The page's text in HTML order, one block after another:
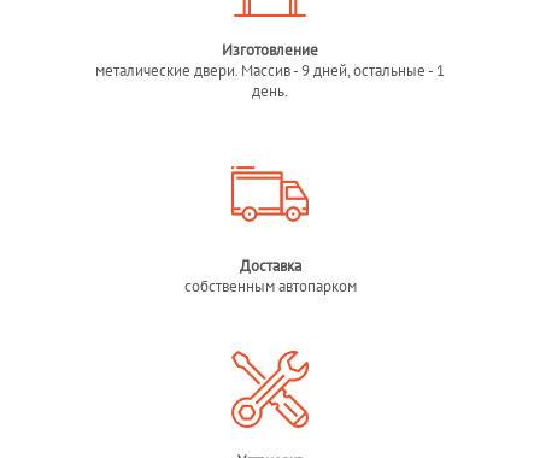
Изготовление
металические двери. Массив - 9 дней, остальные - 1
день.
Доставка
собственным автопарком